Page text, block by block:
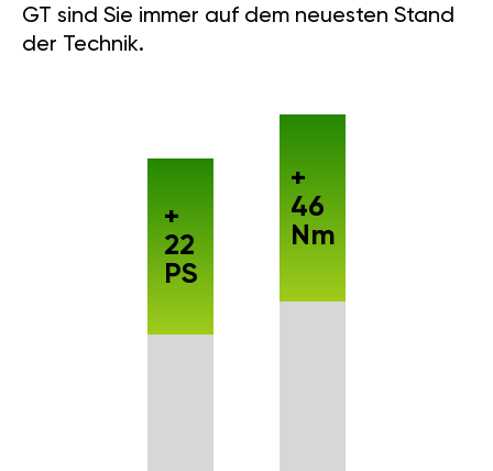
GT sind Sie immer auf dem neuesten Stand
der Technik.
+
22
PS
+
46
Nm